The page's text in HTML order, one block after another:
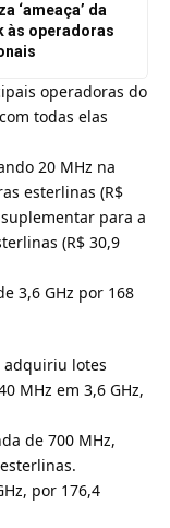
‘ameaça’ da
às operadoras
operadoras do
todas elas
20 MHz na
esterlinas (R$
para a
(R$ 30,9
3,6 GHz por 168
adquiriu lotes
MHz em 3,6 GHz,
de 700 MHz,
por 176,4